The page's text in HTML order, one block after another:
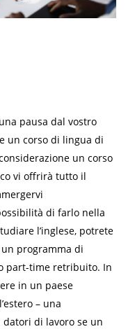
pausa dal vostro
un corso di lingua di
un corso
vi offrirà tutto il
di farlo nella
l’inglese, potrete
programma di
part-time retribuito. In
in un paese
– una
di lavoro se un